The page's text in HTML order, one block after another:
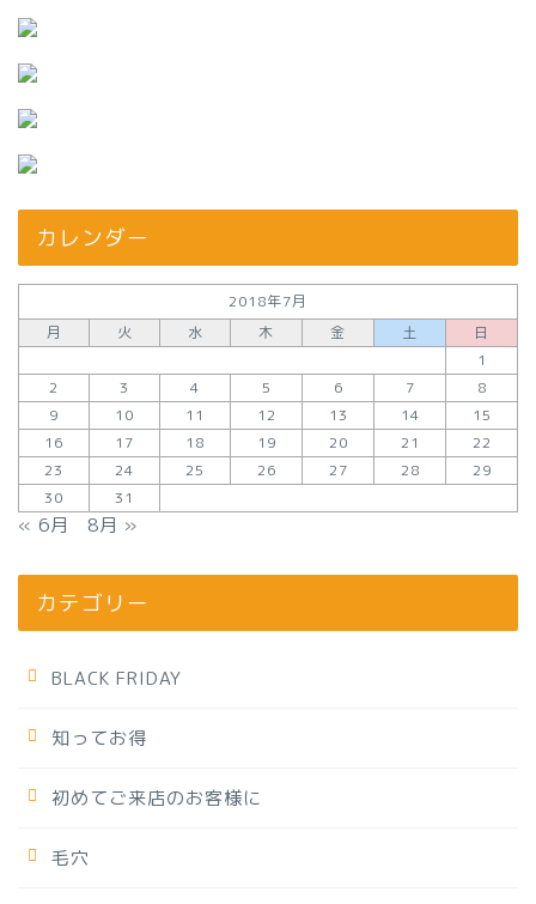
カレンダー
2018年7月
月
火 水 木 金 土
日
1
2
3 4 5 6 7
8
9
10 11 12 13 14
15
16
17 18 19 20 21
22
23
24 25 26 27 28
29
30
31
« 6月 8月 »
カテゴリー
BLACK FRIDAY
知ってお得
初めてご来店のお客様に
毛穴